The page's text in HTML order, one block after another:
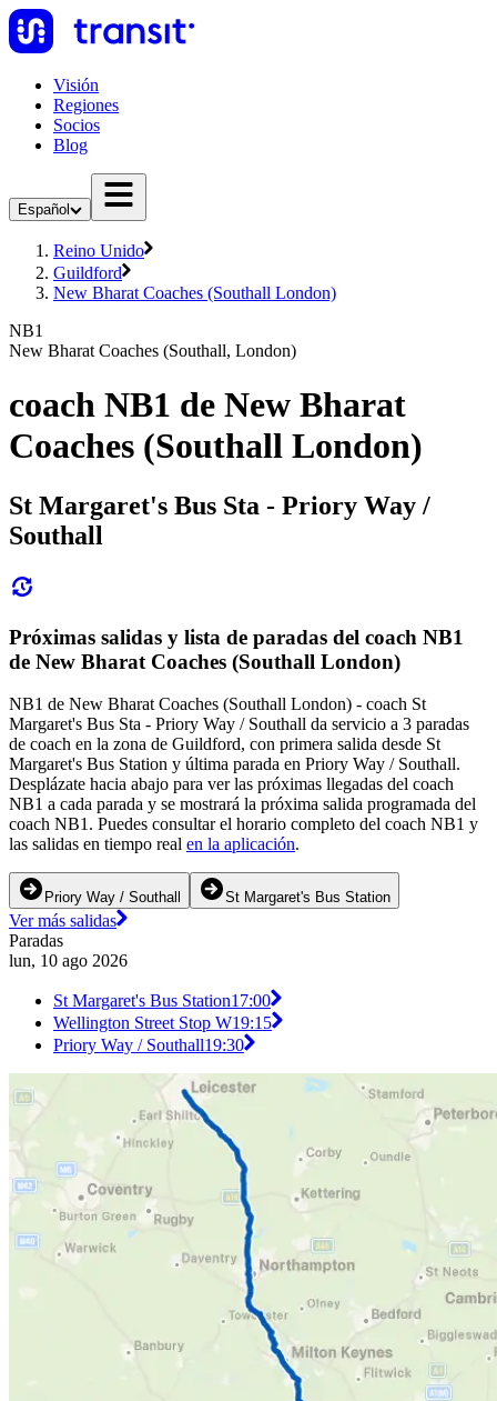
Visión
Regiones
Socios
Blog
Español
Reino Unido
Guildford
New Bharat Coaches (Southall London)
NB1
New Bharat Coaches (Southall, London)
coach NB1 de New Bharat
Coaches (Southall London)
St Margaret's Bus Sta - Priory Way /
Southall
Próximas salidas y lista de paradas del coach NB1
de New Bharat Coaches (Southall London)
NB1 de New Bharat Coaches (Southall London) - coach St
Margaret's Bus Sta - Priory Way / Southall da servicio a 3 paradas
de coach en la zona de Guildford, con primera salida desde St
Margaret's Bus Station y última parada en Priory Way / Southall.
Desplázate hacia abajo para ver las próximas llegadas del coach
NB1 a cada parada y se mostrará la próxima salida programada del
coach NB1. Puedes consultar el horario completo del coach NB1 y
las salidas en tiempo real en la aplicación.
Priory Way / Southall St Margaret's Bus Station
Ver más salidas
Paradas
lun, 10 ago 2026
St Margaret's Bus Station17:00
Wellington Street Stop W19:15
Priory Way / Southall19:30